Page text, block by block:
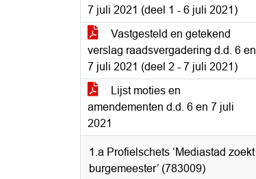
7 juli 2021 (deel 1 - 6 juli 2021)
Vastgesteld en getekend
verslag raadsvergadering d.d. 6 en
7 juli 2021 (deel 2 - 7 juli 2021)
Lijst moties en
amendementen d.d. 6 en 7 juli
2021
1.a Profielschets ‘Mediastad zoekt
burgemeester’ (783009)